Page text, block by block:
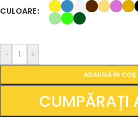
CULOARE
- +
ADAUGĂ ÎN COȘ
CUMPĂRAȚI